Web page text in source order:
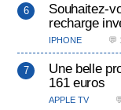
Souhaitez-
recharge
IPHONE 💬
Une belle
161 euros
APPLE TV